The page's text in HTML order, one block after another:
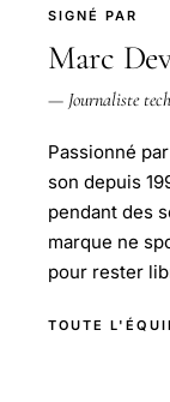
SIGNÉ PAR
Marc
— Journaliste
Passionné
son depuis
pendant des
marque ne
pour rester
TOUTE